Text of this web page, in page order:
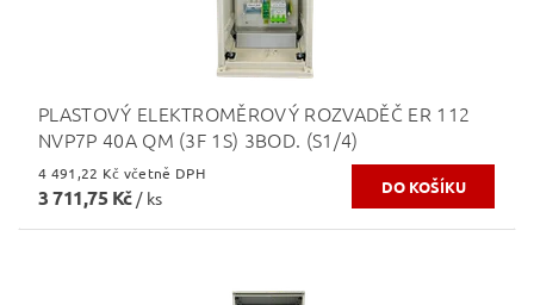
PLASTOVÝ ELEKTROMĚROVÝ ROZVADĚČ ER 112
NVP7P 40A QM (3F 1S) 3BOD. (S1/4)
4 491,22 Kč včetně DPH
3 711,75 Kč / ks